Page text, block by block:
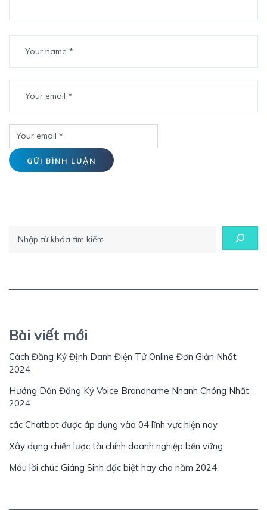
Bài viết mới
Cách Đăng Ký Định Danh Điện Tử Online Đơn Giản Nhất
2024
Hướng Dẫn Đăng Ký Voice Brandname Nhanh Chóng Nhất
2024
các Chatbot được áp dụng vào 04 lĩnh vực hiện nay
Xây dựng chiến lược tài chính doanh nghiệp bền vững
Mẫu lời chúc Giáng Sinh đặc biệt hay cho năm 2024